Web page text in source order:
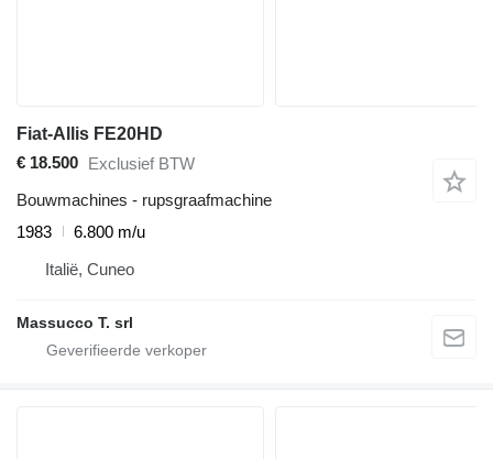
Fiat-Allis FE20HD
€ 18.500 Exclusief BTW
Bouwmachines - rupsgraafmachine
1983
6.800 m/u
Italië, Cuneo
Massucco T. srl